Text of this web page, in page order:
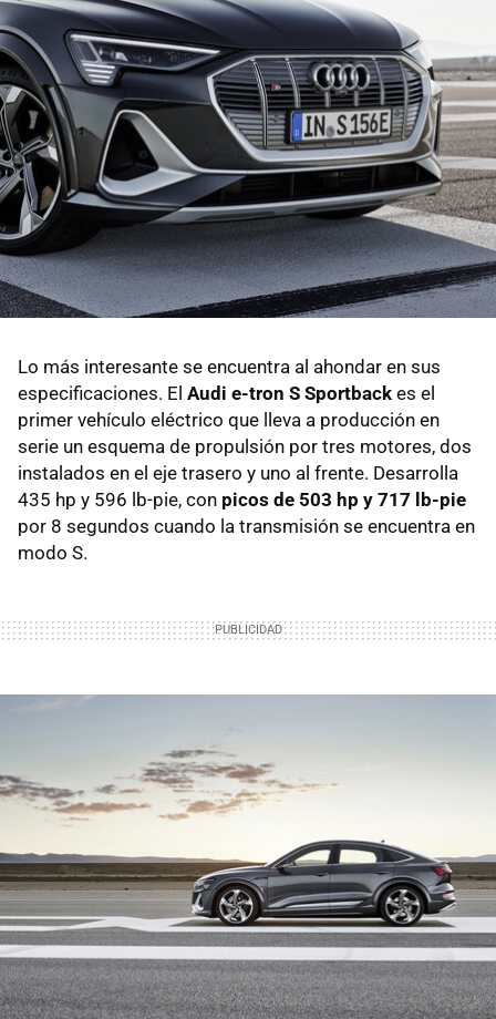
Lo más interesante se encuentra al ahondar en sus
especificaciones. El Audi e-tron S Sportback es el
primer vehículo eléctrico que lleva a producción en
serie un esquema de propulsión por tres motores, dos
instalados en el eje trasero y uno al frente. Desarrolla
435 hp y 596 lb-pie, con picos de 503 hp y 717 lb-pie
por 8 segundos cuando la transmisión se encuentra en
modo S.